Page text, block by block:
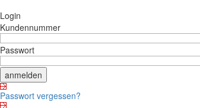
Login
Kundennummer
Passwort
Passwort vergessen?